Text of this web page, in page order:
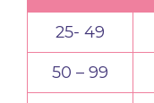
25- 49
50 – 99